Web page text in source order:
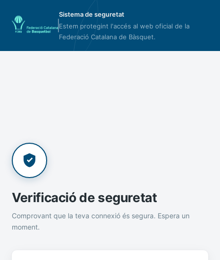
Sistema de seguretat
Estem protegint l'accés al web oficial de la
Federació Catalana de Bàsquet.
Verificació de seguretat
Comprovant que la teva connexió és segura. Espera un
moment.